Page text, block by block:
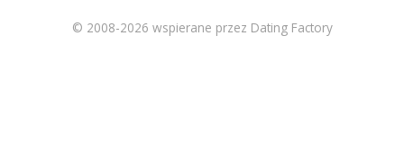
© 2008-2026 wspierane przez Dating Factory